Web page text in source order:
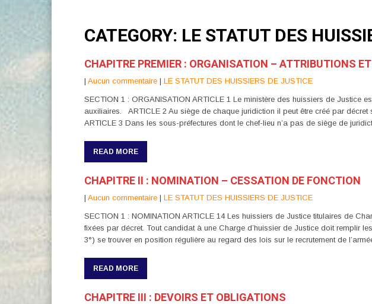
CATEGORY: LE STATUT DES
CHAPITRE PREMIER : ORGANISATION – ATTRIBUTIONS
| Aucun commentaire | LE STATUT DES HUISSIERS DE JUSTICE
SECTION 1 : ORGANISATION ARTICLE 1 Le ministère des huissiers de Justice
auxiliaires. ARTICLE 2 Au siège de chaque juridiction il peut être créé par
ARTICLE 3 Dans les sous-préfectures dont le chef-lieu n’a pas de siège de
READ MORE
CHAPITRE II : NOMINATION – CESSATION DE FONCTION
| Aucun commentaire | LE STATUT DES HUISSIERS DE JUSTICE
SECTION 1 : NOMINATION ARTICLE 14 Les huissiers de Justice titulaires de
fixées par décret. Tout candidat à une Charge d’huissier de Justice doit remplir
3°) se trouver en position régulière au regard des lois sur le recrutement de
READ MORE
CHAPITRE III : DEVOIRS ET OBLIGATIONS